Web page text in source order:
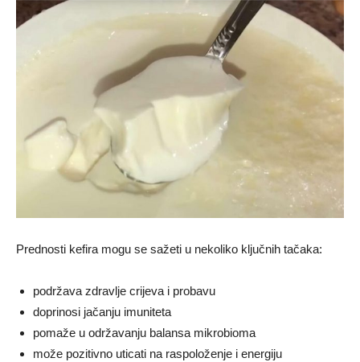
Prednosti kefira mogu se sažeti u nekoliko ključnih tačaka:
podržava zdravlje crijeva i probavu
doprinosi jačanju imuniteta
pomaže u održavanju balansa mikrobioma
može pozitivno uticati na raspoloženje i energiju